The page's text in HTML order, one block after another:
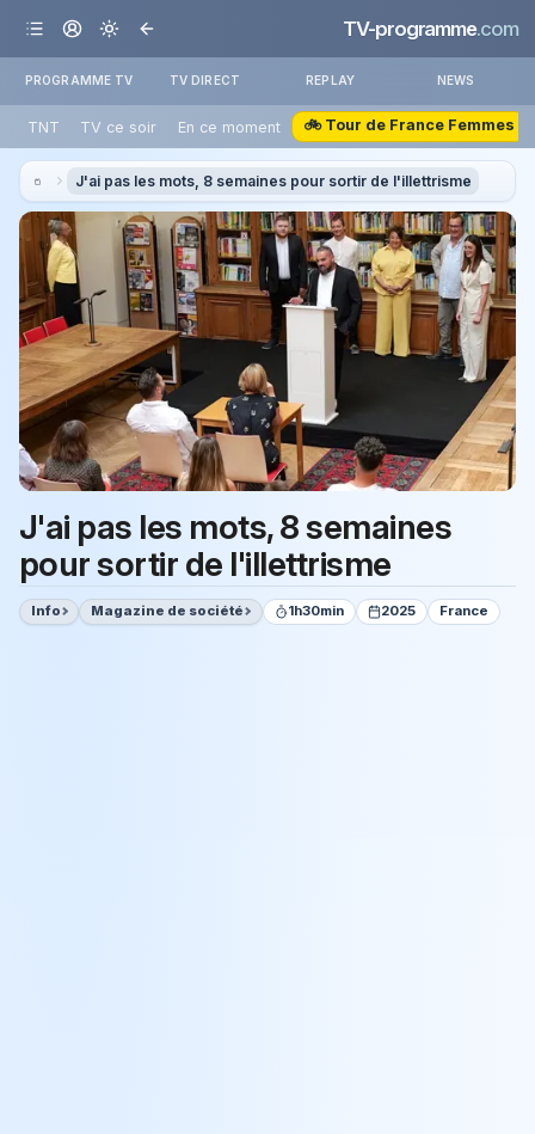
TV-programme.com
PROGRAMME TV TV DIRECT REPLAY NEWS
TNT TV ce soir En ce moment 🚲 Tour de France Femmes
J'ai pas les mots, 8 semaines pour sortir de l'illettrisme
J'ai pas les mots, 8 semaines
pour sortir de l'illettrisme
Info Magazine de société 1h30min 2025 France